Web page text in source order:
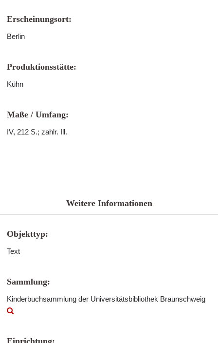
Erscheinungsort:
Berlin
Produktionsstätte:
Kühn
Maße / Umfang:
IV, 212 S.; zahlr. Ill.
Weitere Informationen
Objekttyp:
Text
Sammlung:
Kinderbuchsammlung der Universitätsbibliothek Braunschweig
Einrichtung: